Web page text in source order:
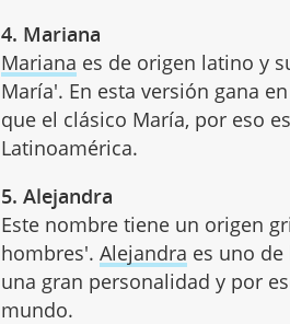
4. Mariana
Mariana es de origen latino y
María'. En esta versión gana
que el clásico María, por eso
Latinoamérica.
5. Alejandra
Este nombre tiene un origen
hombres'.Alejandra es uno
una gran personalidad y por
mundo.